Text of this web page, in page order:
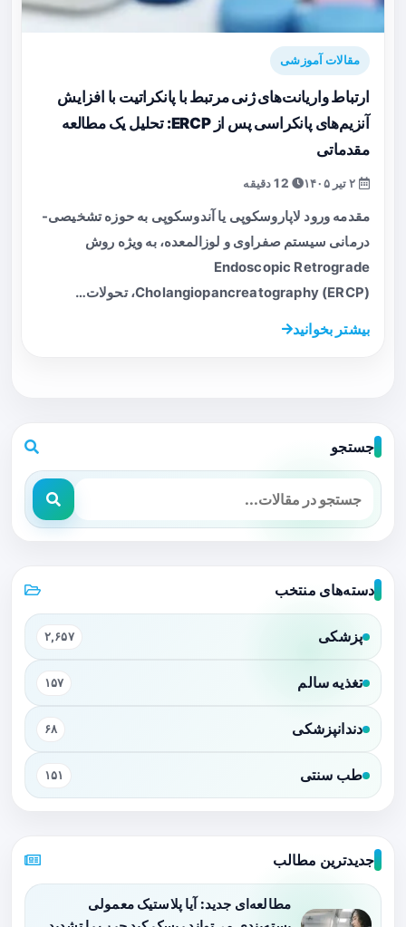
مقالات آموزشی
ارتباط واریانت‌های ژنی مرتبط با پانکراتیت با افزایش
آنزیم‌های پانکراسی پس از ERCP: تحلیل یک مطالعه
مقدماتی
مقدمه ورود لاپاروسکوپی یا آندوسکوپی به حوزه تشخیصی-
درمانی سیستم صفراوی و لوزالمعده، به ویژه روش
Endoscopic Retrograde
Cholangiopancreatography (ERCP)، تحولات…
بیشتر بخوانید
جستجو
دسته‌های منتخب
پزشکی ۲,۶۵۷
تغذیه سالم ۱۵۷
دندانپزشکی ۶۸
طب سنتی ۱۵۱
جدیدترین مطالب
مطالعه‌ای جدید: آیا پلاستیک معمولی